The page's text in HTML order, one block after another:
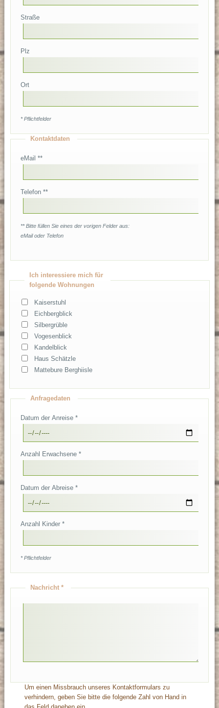
Straße
Plz
Ort
* Pflichtfelder
Kontaktdaten
eMail **
Telefon **
** Bitte füllen Sie eines der vorigen Felder aus:
eMail oder Telefon
Ich interessiere mich für
folgende Wohnungen
Kaiserstuhl
Eichbergblick
Silbergrüble
Vogesenblick
Kandelblick
Haus Schätzle
Mattebure Berghiisle
Anfragedaten
Datum der Anreise *
Anzahl Erwachsene *
Datum der Abreise *
Anzahl Kinder *
* Pflichtfelder
Nachricht *
Um einen Missbrauch unseres Kontaktformulars zu
verhindern, geben Sie bitte die folgende Zahl von Hand in